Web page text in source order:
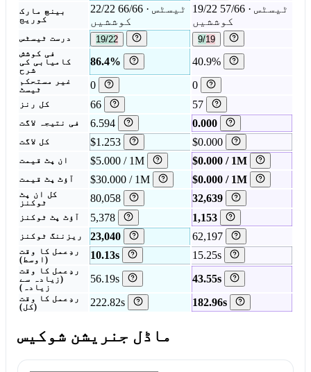
بینچ مارک
کوریج
22/22 ٹیسٹس · 66/66
کوششیں
19/22 ٹیسٹس · 57/66
کوششیں
درست ٹیسٹس 19/22 9/19
فی کوشش
کامیابی کی
شرح
86.4% 40.9%
غیر مستحکم
ٹیسٹ
0 0
کل رنز 66 57
فی نتیجہ لاگت 6.594 0.000
کل لاگت $1.253 $0.000
ان پٹ قیمت $5.000 / 1M $0.000 / 1M
آؤٹ پٹ قیمت $30.000 / 1M $0.000 / 1M
کل ان پٹ
ٹوکنز
80,058 32,639
آؤٹ پٹ ٹوکنز 5,378 1,153
ریزننگ ٹوکنز 23,040 62,197
ردِعمل کا وقت
(اوسط)
10.13s 15.25s
ردِعمل کا وقت
(زیادہ سے
زیادہ)
56.19s 43.55s
ردِعمل کا وقت
(کل)
222.82s 182.96s
ماڈل جنریشن شوکیس